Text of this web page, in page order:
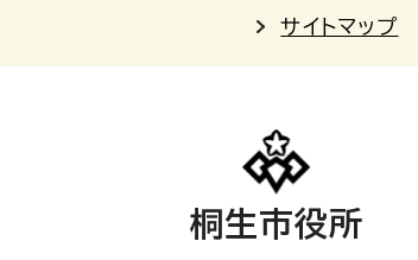
サイトマップ
桐生市役所